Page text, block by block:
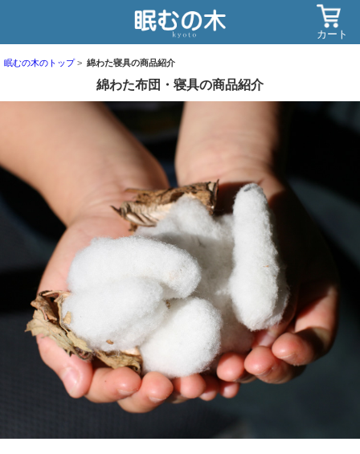
カート
眠むの木のトップ 綿わた寝具の商品紹介
綿わた布団・寝具の商品紹介